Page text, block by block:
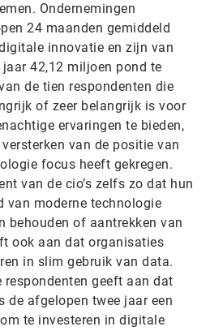
Ondernemingen
24 maanden gemiddeld
innovatie en zijn van
42,12 miljoen pond te
de tien respondenten die
of zeer belangrijk is voor
ervaringen te bieden,
van de positie van
focus heeft gekregen.
van de cio’s zelfs zo dat hun
van moderne technologie
behouden of aantrekken van
ook aan dat organisaties
in slim gebruik van data.
respondenten geeft aan dat
de afgelopen twee jaar een
te investeren in digitale